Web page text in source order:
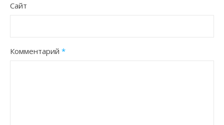
Сайт
Комментарий *